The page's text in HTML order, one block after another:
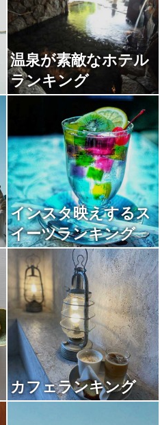
温泉が素敵なホテル
ランキング
インスタ映えするス
イーツランキング
カフェランキング